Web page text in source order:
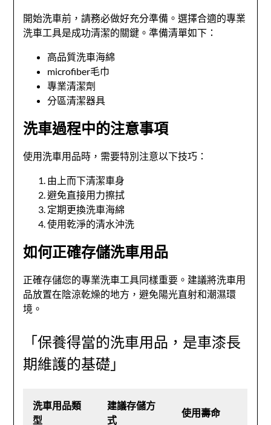
開始洗車前，請務必做好充分準備。選擇合適的專業
洗車工具是成功清潔的關鍵。準備清單如下：
高品質洗車海綿
microfiber毛巾
專業清潔劑
分區清潔器具
洗車過程中的注意事項
使用洗車用品時，需要特別注意以下技巧：
由上而下清潔車身
避免直接用力擦拭
定期更換洗車海綿
使用乾淨的清水沖洗
如何正確存儲洗車用品
正確存儲您的專業洗車工具同樣重要。建議將洗車用
品放置在陰涼乾燥的地方，避免陽光直射和潮濕環
境。
「保養得當的洗車用品，是車漆長
期維護的基礎」
洗車用品類
型
建議存儲方
式
使用壽命